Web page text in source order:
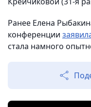
Ранее Елена
конференции
стала намного